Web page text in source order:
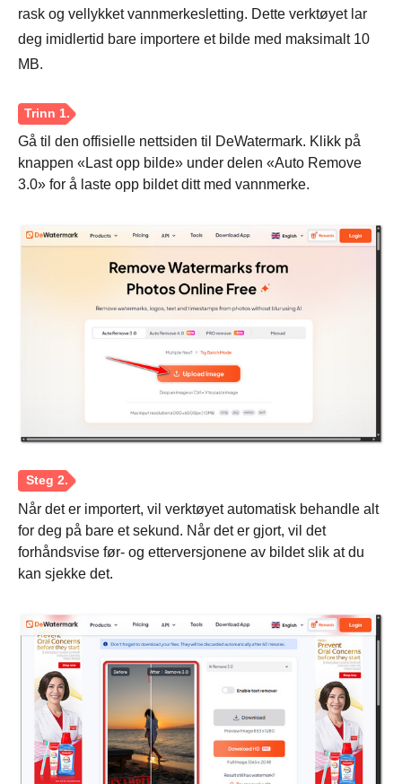
rask og vellykket vannmerkesletting. Dette verktøyet lar
deg imidlertid bare importere et bilde med maksimalt 10
MB.
Gå til den offisielle nettsiden til DeWatermark. Klikk på
knappen «Last opp bilde» under delen «Auto Remove
3.0» for å laste opp bildet ditt med vannmerke.
Når det er importert, vil verktøyet automatisk behandle alt
for deg på bare et sekund. Når det er gjort, vil det
forhåndsvise før- og etterversjonene av bildet slik at du
kan sjekke det.